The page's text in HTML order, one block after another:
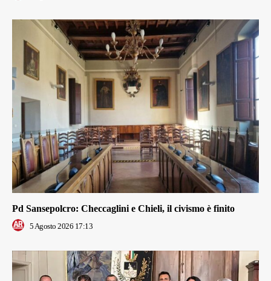
Pd Sansepolcro: Checcaglini e Chieli, il civismo è finito
5 Agosto 2026 17:13